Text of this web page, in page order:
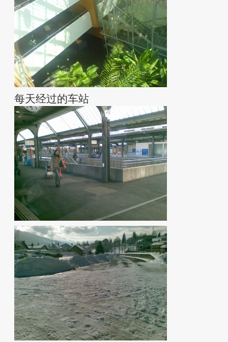
每天经过的车站